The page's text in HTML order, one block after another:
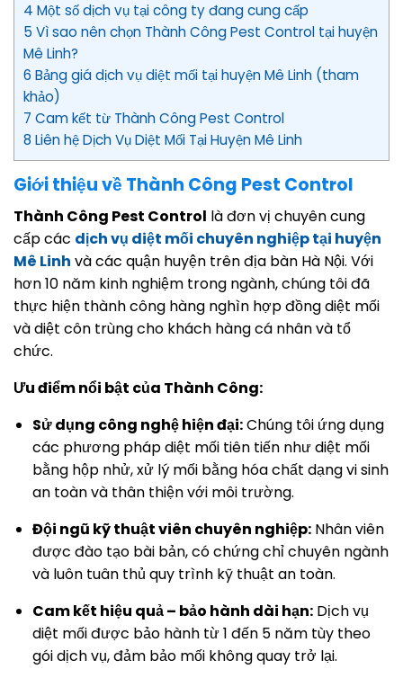
4 Một số dịch vụ tại công ty đang cung cấp
5 Vì sao nên chọn Thành Công Pest Control tại huyện
Mê Linh?
6 Bảng giá dịch vụ diệt mối tại huyện Mê Linh (tham
khảo)
7 Cam kết từ Thành Công Pest Control
8 Liên hệ Dịch Vụ Diệt Mối Tại Huyện Mê Linh
Giới thiệu về Thành Công Pest Control
Thành Công Pest Control là đơn vị chuyên cung
cấp các dịch vụ diệt mối chuyên nghiệp tại huyện
Mê Linh và các quận huyện trên địa bàn Hà Nội. Với
hơn 10 năm kinh nghiệm trong ngành, chúng tôi đã
thực hiện thành công hàng nghìn hợp đồng diệt mối
và diệt côn trùng cho khách hàng cá nhân và tổ
chức.
Ưu điểm nổi bật của Thành Công:
Sử dụng công nghệ hiện đại:Chúng tôi ứng dụng
các phương pháp diệt mối tiên tiến như diệt mối
bằng hộp nhử, xử lý mối bằng hóa chất dạng vi sinh
an toàn và thân thiện với môi trường.
Đội ngũ kỹ thuật viên chuyên nghiệp:Nhân viên
được đào tạo bài bản, có chứng chỉ chuyên ngành
và luôn tuân thủ quy trình kỹ thuật an toàn.
Cam kết hiệu quả – bảo hành dài hạn:Dịch vụ
diệt mối được bảo hành từ 1 đến 5 năm tùy theo
gói dịch vụ, đảm bảo mối không quay trở lại.